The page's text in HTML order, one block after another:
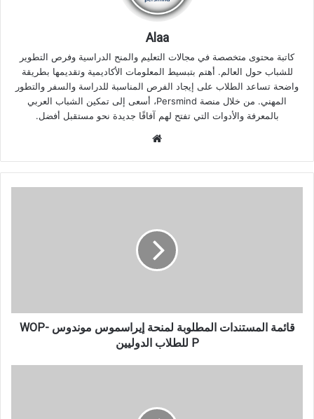
Alaa
كاتبة محتوى متخصصة في مجالات التعليم والمنح الدراسية وفرص التطوير
للشباب حول العالم. أهتم بتبسيط المعلومات الأكاديمية وتقديمها بطريقة
واضحة تساعد الطلاب على إيجاد الفرص المناسبة للدراسة والسفر والتطور
المهني. من خلال منصة Persmind، أسعى إلى تمكين الشباب العربي
بالمعرفة والأدوات التي تفتح لهم آفاقًا جديدة نحو مستقبل أفضل.
للطلاب
الدوليين
قائمة المستندات المطلوبة لمنحة إيراسموس موندوس WOP-
P للطلاب الدوليين